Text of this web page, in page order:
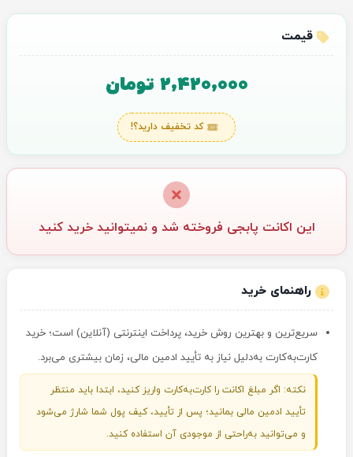
قیمت
2,420,000 تومان
کد تخفیف دارید؟!
این اکانت پابجی فروخته شد و نمیتوانید خرید کنید
راهنمای خرید
سریع‌ترین و بهترین روش خرید، پرداخت اینترنتی (آنلاین) است؛ خرید
کارت‌به‌کارت به‌دلیل نیاز به تأیید ادمین مالی، زمان بیشتری می‌برد.
نکته: اگر مبلغ اکانت را کارت‌به‌کارت واریز کنید، ابتدا باید منتظر
تأیید ادمین مالی بمانید؛ پس از تأیید، کیف پول شما شارژ می‌شود
و می‌توانید به‌راحتی از موجودی آن استفاده کنید.